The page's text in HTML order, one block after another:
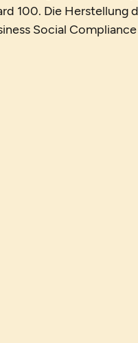
100. Die Herstellung
Social